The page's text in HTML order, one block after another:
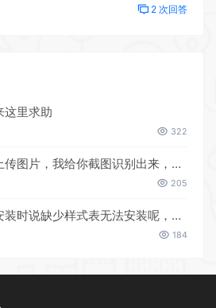
2 次回答
这里求助
322
来，这是在WP后台直接上传咱网站下载的主题模板上传时出现的问题
205
少样式表无法安装呢，在WP后台安装的
184